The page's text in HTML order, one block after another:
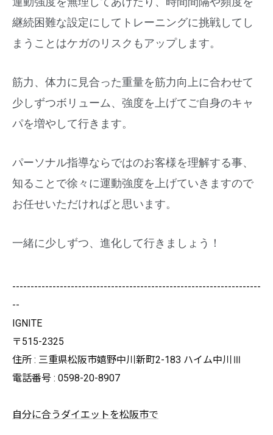
継続困難な設定にしてトレーニングに挑戦してし
まうことはケガのリスクもアップします。
筋力、 体力に見合った重量を筋力向上に合わせて
少しずつボリューム、 強度を上げてご自身のキャ
パを増やして行きます。
パーソナル指導ならではのお客様を理解する事、
知ることで徐々に運動強度を上げていきますので
お任せいただければと思います。
一緒に少しずつ、進化して行きましょう！
--------------------------------------------------------------------
--
IGNITE
〒515-2325
住所 : 三重県松阪市嬉野中川新町2-183 ハイム中川Ⅲ
電話番号 : 0598-20-8907
自分に合うダイエットを松阪市で